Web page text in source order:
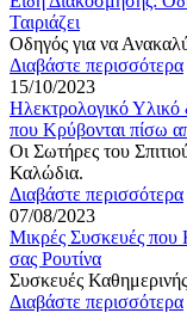
Ταιριάζει
Οδηγός για να
Διαβάστε περισσότερα
15/10/2023
Ηλεκτρολογικό Υλικό
που Κρύβονται πίσω
Οι Σωτήρες του
Καλώδια.
Διαβάστε περισσότερα
07/08/2023
Μικρές Συσκευές που
σας Ρουτίνα
Συσκευές
Διαβάστε περισσότερα